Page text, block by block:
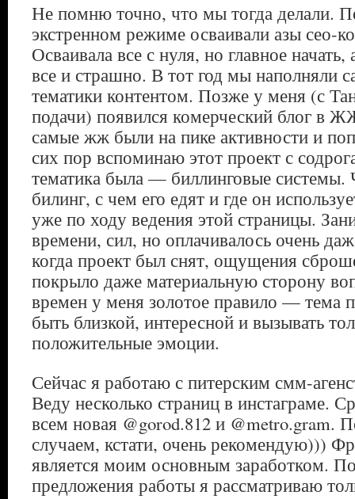
Не помню точно, что мы тогда делали.
экстренном режиме осваивали азы сео-
Осваивала все с нуля, но главное
все и страшно. В тот год мы наполняли
тематики контентом. Позже у меня (с
подачи) появился комерческий блог в
самые жж были на пике активности и
сих пор вспоминаю этот проект с
тематика была — биллинговые системы.
билинг, с чем его едят и где он
уже по ходу ведения этой страницы.
времени, сил, но оплачивалось очень
когда проект был снят, ощущения
покрыло даже материальную сторону
времен у меня золотое правило — тема
быть близкой, интересной и вызывать
положительные эмоции.
Сейчас я работаю с питерским смм-
Веду несколько страниц в инстаграме.
всем новая @gorod.812 и @metro.gram.
случаем, кстати, очень рекомендую)))
является моим основным заработком.
предложения работы я рассматриваю